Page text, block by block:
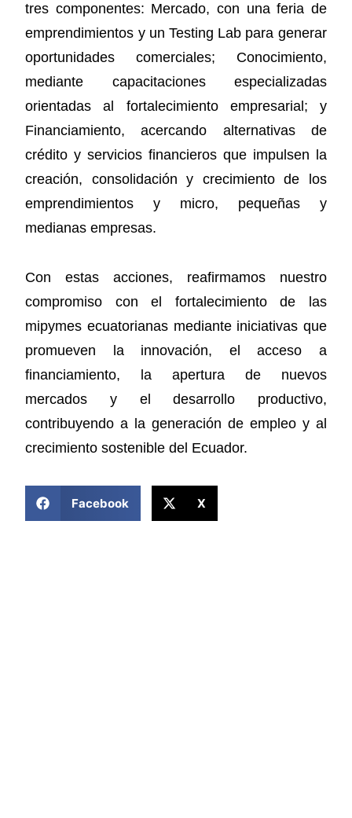
tres componentes: Mercado, con una feria de
emprendimientos y un Testing Lab para generar
oportunidades comerciales; Conocimiento,
mediante capacitaciones especializadas
orientadas al fortalecimiento empresarial; y
Financiamiento, acercando alternativas de
crédito y servicios financieros que impulsen la
creación, consolidación y crecimiento de los
emprendimientos y micro, pequeñas y
medianas empresas.
Con estas acciones, reafirmamos nuestro
compromiso con el fortalecimiento de las
mipymes ecuatorianas mediante iniciativas que
promueven la innovación, el acceso a
financiamiento, la apertura de nuevos
mercados y el desarrollo productivo,
contribuyendo a la generación de empleo y al
crecimiento sostenible del Ecuador.
Facebook X